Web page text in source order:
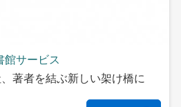
館サービス
著者を結ぶ新しい架け橋に